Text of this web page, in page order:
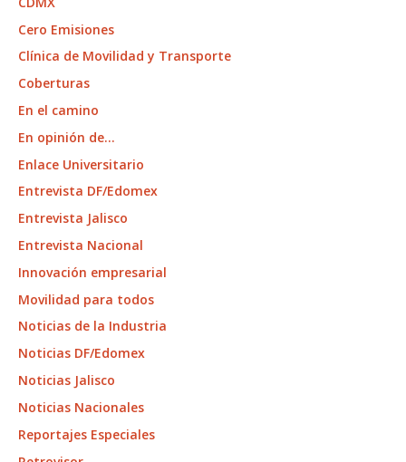
Cero Emisiones
Clínica de Movilidad y Transporte
Coberturas
En el camino
En opinión de…
Enlace Universitario
Entrevista DF/Edomex
Entrevista Jalisco
Entrevista Nacional
Innovación empresarial
Movilidad para todos
Noticias de la Industria
Noticias DF/Edomex
Noticias Jalisco
Noticias Nacionales
Reportajes Especiales